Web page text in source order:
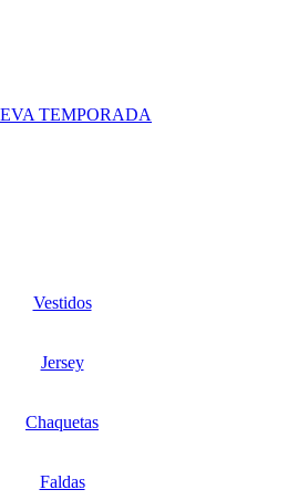
TEMPORADA
Vestidos
Jersey
Chaquetas
Faldas